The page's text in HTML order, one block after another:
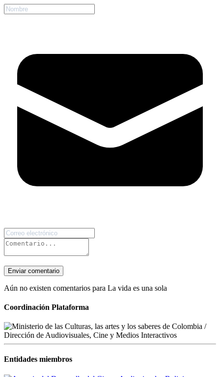
Enviar comentario
Aún no existen comentarios para La vida es una sola
Coordinación Plataforma
Entidades miembros